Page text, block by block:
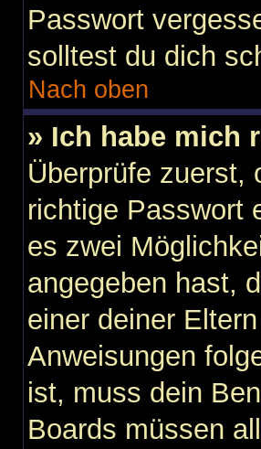
Passwort
solltest du dich
Nach oben
» Ich habe mich
Überprüfe zuerst,
richtige Passwort
es zwei
angegeben hast,
einer deiner
Anweisungen
ist, muss dein
Boards müssen